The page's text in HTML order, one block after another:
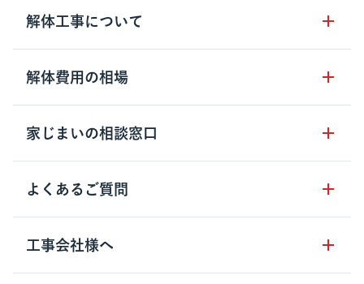
サービスの流れ
サービスのメリット
クラッソーネの自治体連携
お客さまの声
空き家の処分を検討のお客様へ
解体工事について
解体工事の基礎知識
解体工事に関わる法律
用語集
解体費用の相場
木造住宅の相場
鉄骨造住宅の相場
RC造住宅の相場
家じまいの相談窓口
家じまいの相談窓口
よくあるご質問
クラッソーネの利用方法
工事の進め方
工事会社様へ